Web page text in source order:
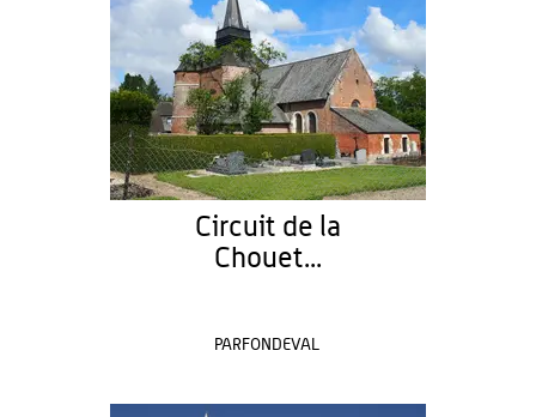
Circuit de la
Chouet...
PARFONDEVAL